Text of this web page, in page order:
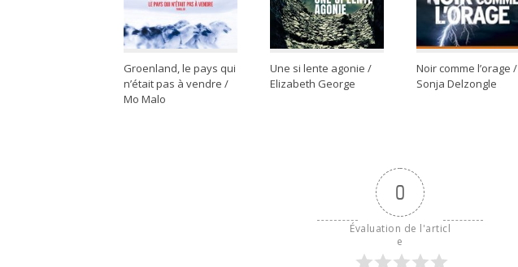
Groenland, le pays qui
n’était pas à vendre /
Mo Malo
Une si lente agonie /
Elizabeth George
Noir comme l’orage /
Sonja Delzongle
0
Évaluation de l'articl
e